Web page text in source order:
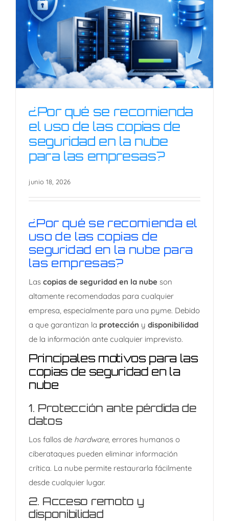
¿Por qué se recomienda el
seguridad en la nube para
las empresas?
¿Por qué se recomienda
el uso de las copias de
seguridad en la nube
para las empresas?
junio 18, 2026
¿Por qué se recomienda el
uso de las copias de
seguridad en la nube para
las empresas?
Las copias de seguridad en la nubeson
altamente recomendadas para cualquier
empresa, especialmente para una pyme. Debido
a que garantizan la protección y disponibilidad
de la información ante cualquier imprevisto.
Principales motivos para las
copias de seguridad en la
nube
1. Protección ante pérdida de
datos
Los fallos de hardware, errores humanos o
ciberataques pueden eliminar información
crítica. La nube permite restaurarla fácilmente
desde cualquier lugar.
2. Acceso remoto y
disponibilidad